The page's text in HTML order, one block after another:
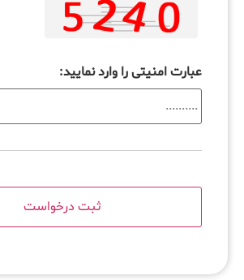
عبارت امنیتی را وارد نمایید: